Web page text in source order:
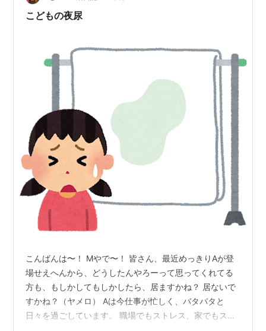
のですが、、、 秋服を買いに都会（大阪）に繰り出す？
こどもの夜尿
こんばんは〜！ Mやで〜！ 皆さん、最近めっきりAが登
場せえへんから、どうしたんやろーって思ってくれてる
方も、もしかしてもしかしたら、居ますかね？ 居ないで
すかね？（ヤメロ） Aは今仕事が忙しく、バタバタと
日々を過ごしています。 職場でもストレス、家でもスト